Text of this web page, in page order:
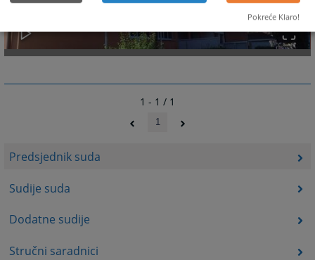
Predsjednik suda
Sudije suda
Dodatne sudije
Stručni saradnici
1 - 1 / 1
1
Pokreće Klaro!